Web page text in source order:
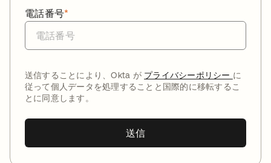
*
電話番号
送信することにより、Okta が プライバシーポリシー に
従って個人データを処理することと国際的に移転するこ
とに同意します。
送信